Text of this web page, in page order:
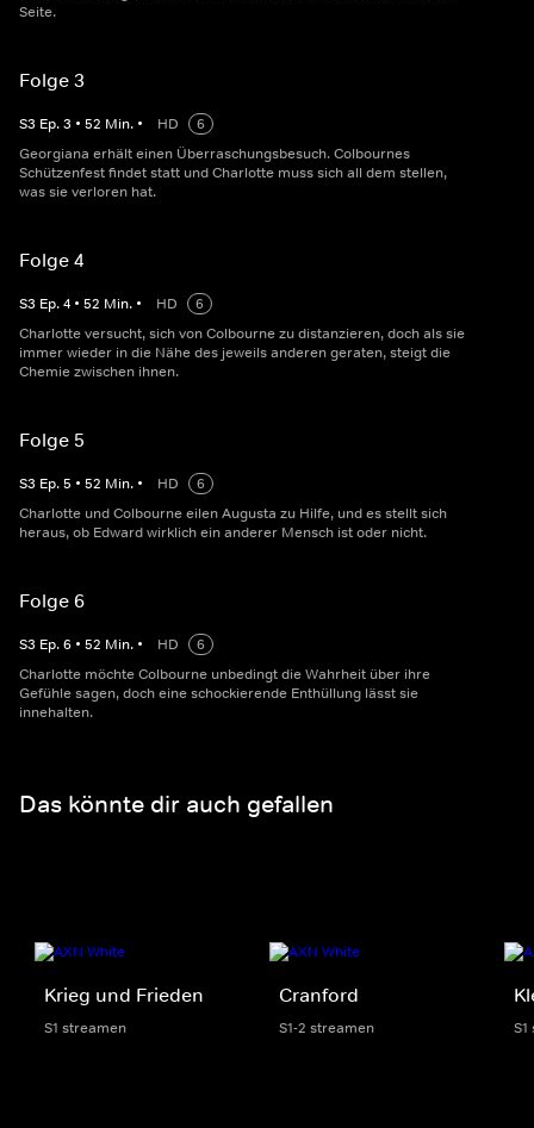
Seite.
Folge 3
S3 Ep.3 • 52 Min. • HD
6
Georgiana erhält einen Überraschungsbesuch. Colbournes
Schützenfest findet statt und Charlotte muss sich all dem stellen,
was sie verloren hat.
Folge 4
S3 Ep.4 • 52 Min. • HD
6
Charlotte versucht, sich von Colbourne zu distanzieren, doch als sie
immer wieder in die Nähe des jeweils anderen geraten, steigt die
Chemie zwischen ihnen.
Folge 5
S3 Ep.5 • 52 Min. • HD
6
Charlotte und Colbourne eilen Augusta zu Hilfe, und es stellt sich
heraus, ob Edward wirklich ein anderer Mensch ist oder nicht.
Folge 6
S3 Ep.6 • 52 Min. • HD
6
Charlotte möchte Colbourne unbedingt die Wahrheit über ihre
Gefühle sagen, doch eine schockierende Enthüllung lässt sie
innehalten.
Das könnte dir auch gefallen
Krieg und Frieden
S1 streamen
Cranford
S1-2 streamen